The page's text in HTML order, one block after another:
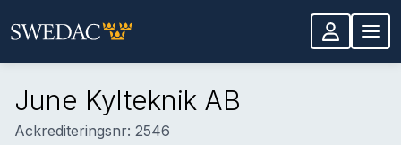
June Kylteknik AB
Ackrediteringsnr: 2546